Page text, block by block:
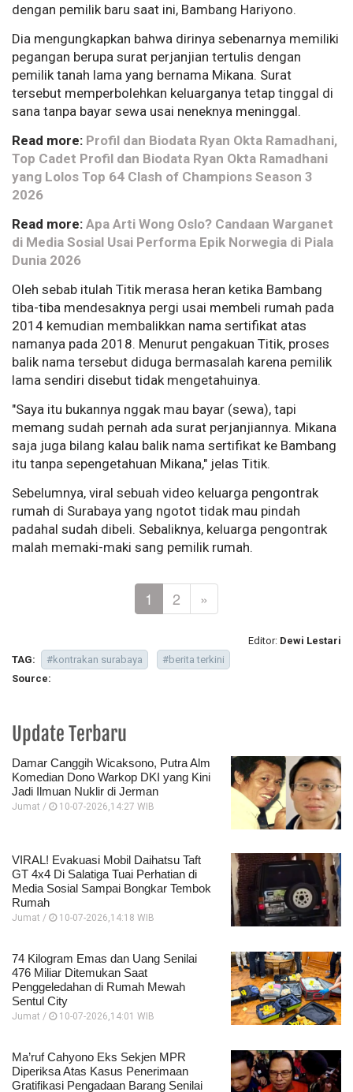
dengan pemilik baru saat ini, Bambang Hariyono.
Dia mengungkapkan bahwa dirinya sebenarnya memiliki
pegangan berupa surat perjanjian tertulis dengan
pemilik tanah lama yang bernama Mikana. Surat
tersebut memperbolehkan keluarganya tetap tinggal di
sana tanpa bayar sewa usai neneknya meninggal.
Read more: Profil dan Biodata Ryan Okta Ramadhani,
Top Cadet Profil dan Biodata Ryan Okta Ramadhani
yang Lolos Top 64 Clash of Champions Season 3
2026
Read more: Apa Arti Wong Oslo? Candaan Warganet
di Media Sosial Usai Performa Epik Norwegia di Piala
Dunia 2026
Oleh sebab itulah Titik merasa heran ketika Bambang
tiba-tiba mendesaknya pergi usai membeli rumah pada
2014 kemudian membalikkan nama sertifikat atas
namanya pada 2018. Menurut pengakuan Titik, proses
balik nama tersebut diduga bermasalah karena pemilik
lama sendiri disebut tidak mengetahuinya.
"Saya itu bukannya nggak mau bayar (sewa), tapi
memang sudah pernah ada surat perjanjiannya. Mikana
saja juga bilang kalau balik nama sertifikat ke Bambang
itu tanpa sepengetahuan Mikana," jelas Titik.
Sebelumnya, viral sebuah video keluarga pengontrak
rumah di Surabaya yang ngotot tidak mau pindah
padahal sudah dibeli. Sebaliknya, keluarga pengontrak
malah memaki-maki sang pemilik rumah.
1 2 »
Editor: Dewi Lestari
TAG:
#kontrakan surabaya
#berita terkini
Source:
Update Terbaru
Damar Canggih Wicaksono, Putra Alm
Komedian Dono Warkop DKI yang Kini
Jadi Ilmuan Nuklir di Jerman
Jumat / 10-07-2026,14:27 WIB
VIRAL! Evakuasi Mobil Daihatsu Taft
GT 4x4 Di Salatiga Tuai Perhatian di
Media Sosial Sampai Bongkar Tembok
Rumah
Jumat / 10-07-2026,14:18 WIB
74 Kilogram Emas dan Uang Senilai
476 Miliar Ditemukan Saat
Penggeledahan di Rumah Mewah
Sentul City
Jumat / 10-07-2026,14:01 WIB
Ma’ruf Cahyono Eks Sekjen MPR
Diperiksa Atas Kasus Penerimaan
Gratifikasi Pengadaan Barang Senilai